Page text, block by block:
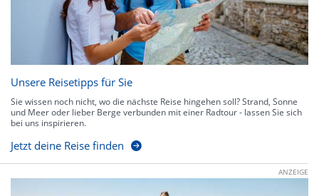
Unsere Reisetipps für Sie
Sie wissen noch nicht, wo die nächste Reise hingehen soll? Strand, Sonne
und Meer oder lieber Berge verbunden mit einer Radtour - lassen Sie sich
bei uns inspirieren.
Jetzt deine Reise finden
ANZEIGE